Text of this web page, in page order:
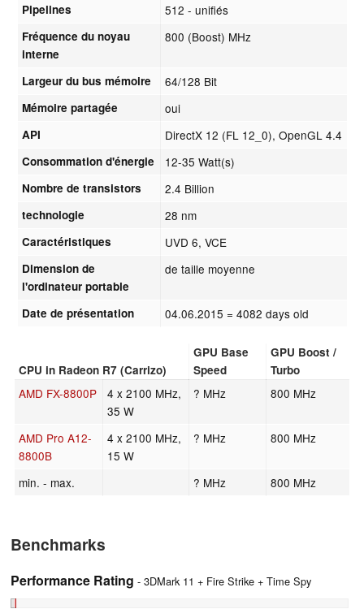
Pipelines 512 - unifiés
Fréquence du noyau
interne
800 (Boost) MHz
Largeur du bus mémoire 64/128 Bit
Mémoire partagée oui
API DirectX 12 (FL 12_0), OpenGL 4.4
Consommation d'énergie 12-35 Watt(s)
Nombre de transistors 2.4 Billion
technologie 28 nm
Caractéristiques UVD 6, VCE
Dimension de
l'ordinateur portable
de taille moyenne
Date de présentation 04.06.2015 = 4082 days old
CPU in Radeon R7 (Carrizo)
GPU Base
Speed
GPU Boost /
Turbo
AMD FX-8800P
4 x 2100 MHz,
35 W
? MHz 800 MHz
AMD Pro A12-
8800B
4 x 2100 MHz,
15 W
? MHz 800 MHz
min. - max. ? MHz 800 MHz
Benchmarks
Performance Rating - 3DMark 11 + Fire Strike + Time Spy